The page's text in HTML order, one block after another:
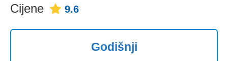
Cijene 9.6
Godišnji